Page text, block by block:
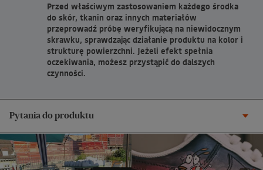
Przed właściwym zastosowaniem każdego środka
do skór, tkanin oraz innych materiałów
przeprowadź próbę weryfikującą na niewidocznym
skrawku, sprawdzając działanie produktu na kolor i
strukturę powierzchni. Jeżeli efekt spełnia
oczekiwania, możesz przystąpić do dalszych
czynności.
Pytania do produktu